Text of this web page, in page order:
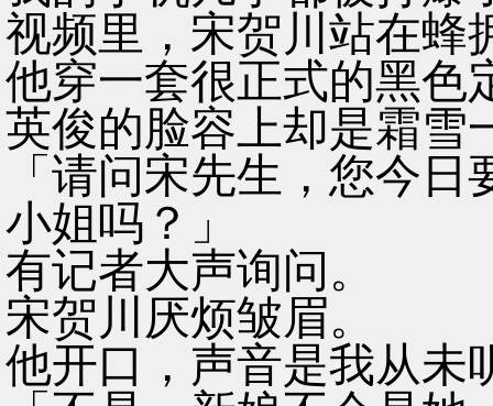
视频里，宋贺川站在蜂
他穿一套很正式的黑色
英俊的脸容上却是霜雪
「请问宋先生，您今
小姐吗？」
有记者大声询问。
宋贺川厌烦皱眉。
他开口，声音是我从未